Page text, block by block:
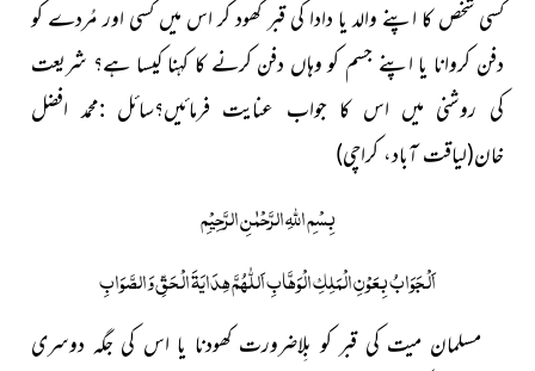
کسی شخص کا اپنے والد یا دادا کی قبر کھود کر اس میں کسی اور مُردے کو
دفن کروانا یا اپنے جسم کو وہاں دفن کرنے کا کہنا کیسا ہے؟ شریعت
کی روشنی میں اس کا جواب عنایت فرمائیں؟سائل :محمد افضل
خان(لیاقت آباد، کراچی)
بِسْمِ اللّٰہِ الرَّحْمٰنِ الرَّحِیْمِ
اَلْجَوَابُ بِعَوْنِ الْمَلِکِ الْوَھَّابِ اَللّٰھُمَّ ھِدَایَۃَ الْحَقِّ وَالصَّوَابِ
مسلمان میت کی قبر کو بِلاضرورت کھودنا یا اس کی جگہ دوسری